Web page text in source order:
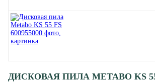
ДИСКОВАЯ ПИЛА METABO KS 55